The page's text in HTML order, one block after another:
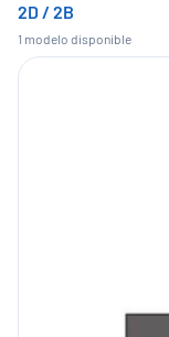
2D / 2B
1 modelo disponible